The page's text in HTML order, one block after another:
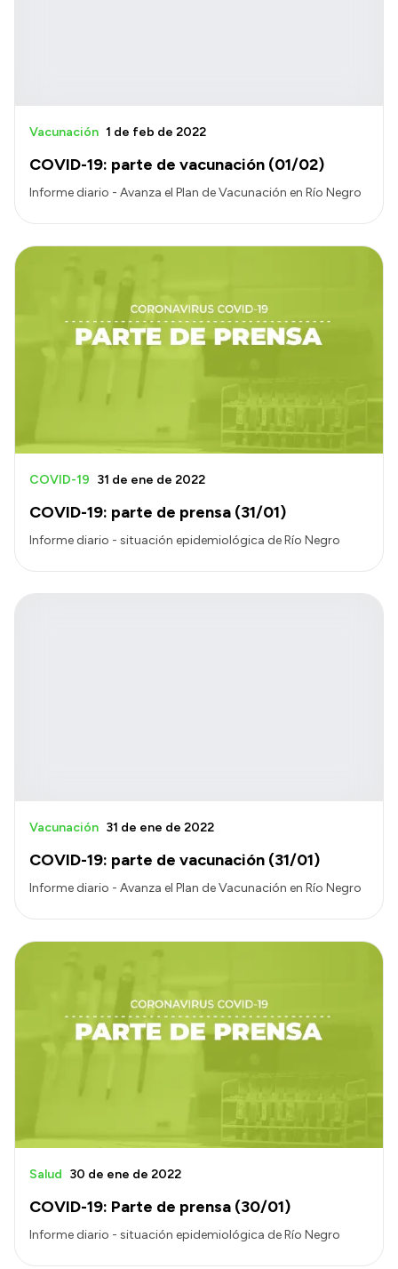
COVID-19: parte de vacunación (01/02)
Vacunación 1 de feb de 2022
Informe diario - Avanza el Plan de Vacunación en Río Negro
COVID-19: parte de prensa (31/01)
COVID-19 31 de ene de 2022
Informe diario - situación epidemiológica de Río Negro
COVID-19: parte de vacunación (31/01)
Vacunación 31 de ene de 2022
Informe diario - Avanza el Plan de Vacunación en Río Negro
COVID-19: Parte de prensa (30/01)
Salud 30 de ene de 2022
Informe diario - situación epidemiológica de Río Negro